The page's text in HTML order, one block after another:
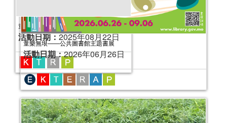
童樂無垠——公共圖書館主題書展
活動日期：2026年06月26日
2025年文化局公共圖書館義工計劃
活動日期：2025年09月30日
活動報名日期：即日起至2025年10月24
日